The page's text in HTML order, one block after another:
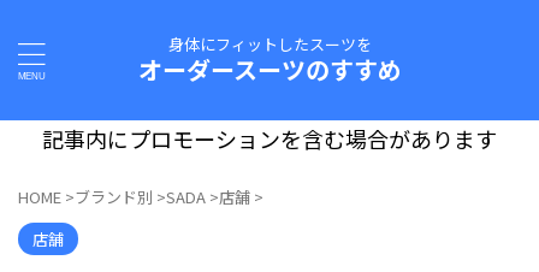
身体にフィットしたスーツを
オーダースーツのすすめ
記事内にプロモーションを含む場合があります
HOME >ブランド別 >SADA >店舗 >
店舗